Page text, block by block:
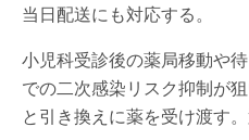
当日配送にも対応する。
小児科受診後の薬局移動や
での二次感染リスク抑制が
と引き換えに薬を受け渡す